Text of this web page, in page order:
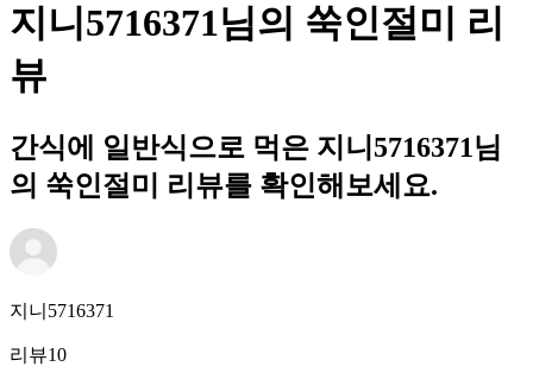
지니5716371님의 쑥인절미 리
뷰
간식에 일반식으로 먹은 지니5716371님
의 쑥인절미 리뷰를 확인해보세요.
지니5716371
리뷰10